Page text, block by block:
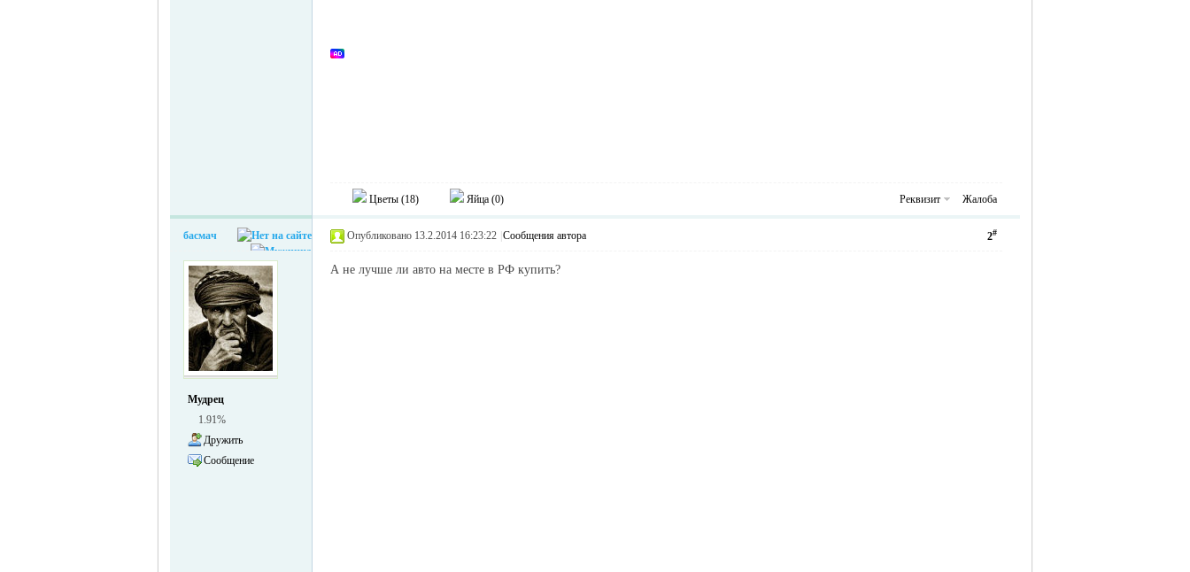
Цветы (18) Яйца (0) Реквизит Жалоба
басмач
Мудрец
1.91%
Дружить
Сообщение
2#
Опубликовано 13.2.2014 16:23:22 Сообщения автора
А не лучше ли авто на месте в РФ купить?